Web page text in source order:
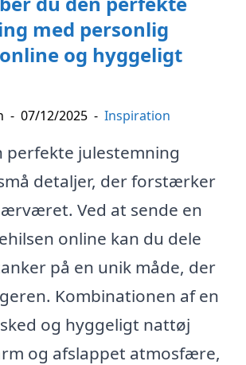
med personlig
og hyggeligt
- 07/12/2025 - Inspiration
perfekte julestemning
detaljer, der forstærker
Ved at sende en
online kan du dele
på en unik måde, der
Kombinationen af en
og hyggeligt nattøj
og afslappet atmosfære,